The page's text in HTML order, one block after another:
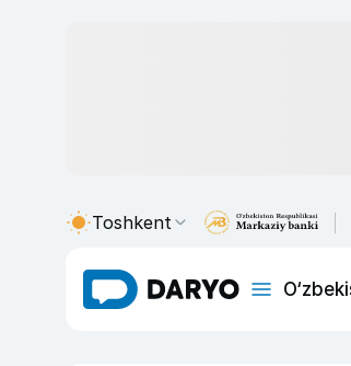
Toshkent